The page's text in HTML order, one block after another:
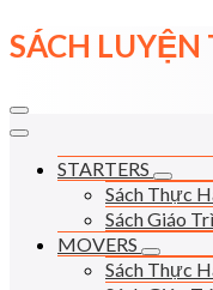
Skip
to
SÁCH
STARTERS
Sách Thực
Sách Giáo
MOVERS
Sách Thực